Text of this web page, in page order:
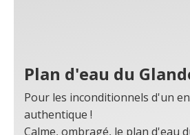
Plan d'eau du
Pour les inconditionnels d'un
authentique !
Calme, ombragé, le plan d'eau